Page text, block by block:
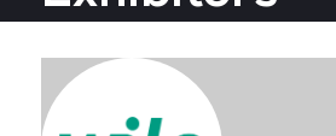
Cloud & Cyber Security